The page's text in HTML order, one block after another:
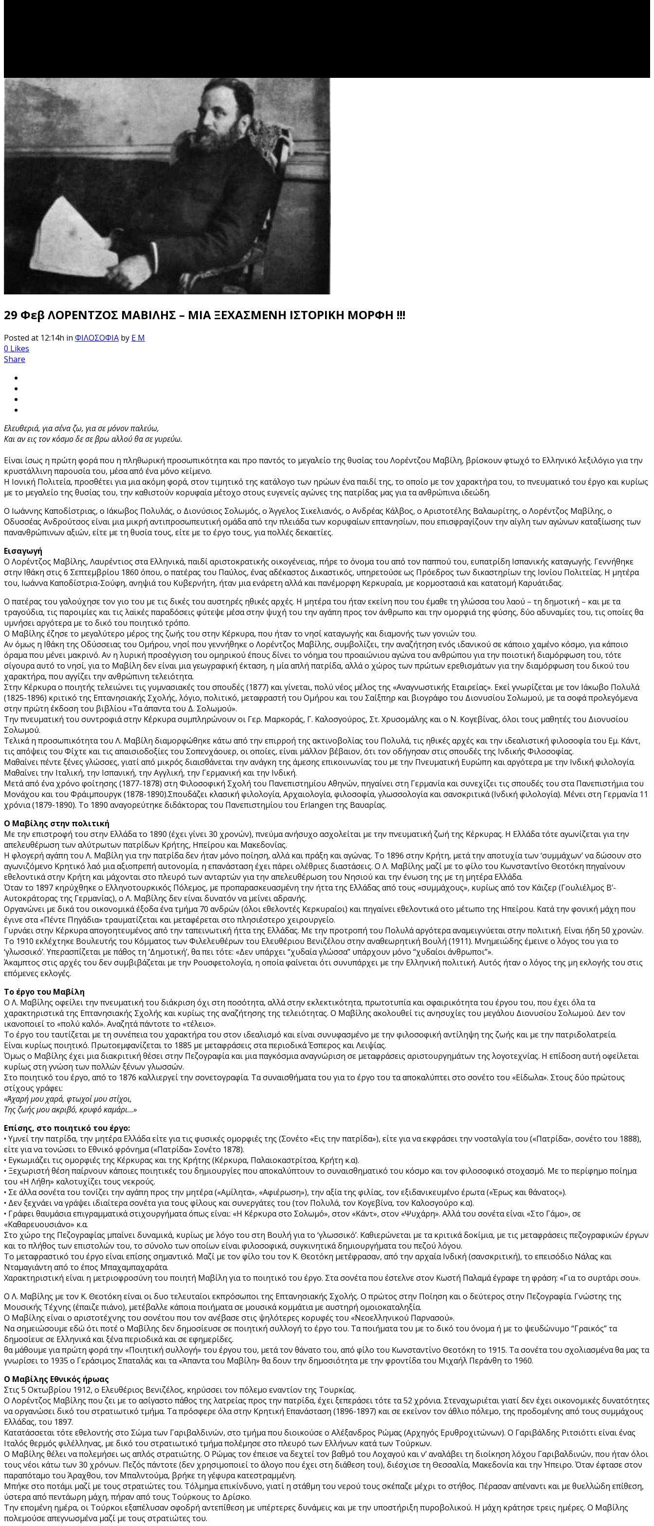
29 Φεβ ΛΟΡΕΝΤΖΟΣ ΜΑΒΙΛΗΣ – ΜΙΑ ΞΕΧΑΣΜΕΝΗ ΙΣΤΟΡΙΚΗ ΜΟΡΦΗ !!!
Posted at 12:14h in ΦΙΛΟΣΟΦΙΑ by E M
0 Likes
Share
Ελευθεριά, για σένα ζω, για σε μόνον παλεύω,
Και αν εις τον κόσμο δε σε βρω αλλού θα σε γυρεύω.
Είναι ίσως η πρώτη φορά που η πληθωρική προσωπικότητα και προ παντός το μεγαλείο της θυσίας του Λορέντζου Μαβίλη, βρίσκουν φτωχό το Ελληνικό λεξιλόγιο για την
κρυστάλλινη παρουσία του, μέσα από ένα μόνο κείμενο.
Η Ιονική Πολιτεία, προσθέτει για μια ακόμη φορά, στον τιμητικό της κατάλογο των ηρώων ένα παιδί της, το οποίο με τον χαρακτήρα του, το πνευματικό του έργο και κυρίως
με το μεγαλείο της θυσίας του, την καθιστούν κορυφαία μέτοχο στους ευγενείς αγώνες της πατρίδας μας για τα ανθρώπινα ιδεώδη.
Ο Ιωάννης Καποδίστριας, ο Ιάκωβος Πολυλάς, ο Διονύσιος Σολωμός, ο Άγγελος Σικελιανός, ο Ανδρέας Κάλβος, ο Αριστοτέλης Βαλαωρίτης, ο Λορέντζος Μαβίλης, ο
Οδυσσέας Ανδρούτσος είναι μια μικρή αντιπροσωπευτική ομάδα από την πλειάδα των κορυφαίων επτανησίων, που επισφραγίζουν την αίγλη των αγώνων καταξίωσης των
πανανθρώπινων αξιών, είτε με τη θυσία τους, είτε με το έργο τους, για πολλές δεκαετίες.
Εισαγωγή
Ο Λορέντζος Μαβίλης, Λαυρέντιος στα Ελληνικά, παιδί αριστοκρατικής οικογένειας, πήρε το όνομα του από τον παππού του, ευπατρίδη Ισπανικής καταγωγής. Γεννήθηκε
στην Ιθάκη στις 6 Σεπτεμβρίου 1860 όπου, ο πατέρας του Παύλος, ένας αδέκαστος Δικαστικός, υπηρετούσε ως Πρόεδρος των δικαστηρίων της Ιονίου Πολιτείας. Η μητέρα
του, Ιωάννα Καποδίστρια-Σούφη, ανηψιά του Κυβερνήτη, ήταν μια ενάρετη αλλά και πανέμορφη Κερκυραία, με κορμοστασιά και κατατομή Καρυάτιδας.
Ο πατέρας του γαλούχησε τον γιο του με τις δικές του αυστηρές ηθικές αρχές. Η μητέρα του ήταν εκείνη που του έμαθε τη γλώσσα του λαού – τη δημοτική – και με τα
τραγούδια, τις παροιμίες και τις λαϊκές παραδόσεις φύτεψε μέσα στην ψυχή του την αγάπη προς τον άνθρωπο και την ομορφιά της φύσης, δύο αδυναμίες του, τις οποίες θα
υμνήσει αργότερα με το δικό του ποιητικό τρόπο.
Ο Μαβίλης έζησε το μεγαλύτερο μέρος της ζωής του στην Κέρκυρα, που ήταν το νησί καταγωγής και διαμονής των γονιών του.
Αν όμως η Ιθάκη της Οδύσσειας του Ομήρου, νησί που γεννήθηκε ο Λορέντζος Μαβίλης, συμβολίζει, την αναζήτηση ενός ιδανικού σε κάποιο χαμένο κόσμο, για κάποιο
όραμα που μένει μακρινό. Αν η λυρική προσέγγιση του ομηρικού έπους δίνει το νόημα του προαιώνιου αγώνα του ανθρώπου για την ποιοτική διαμόρφωση του, τότε
σίγουρα αυτό το νησί, για το Μαβίλη δεν είναι μια γεωγραφική έκταση, η μία απλή πατρίδα, αλλά ο χώρος των πρώτων ερεθισμάτων για την διαμόρφωση του δικού του
χαρακτήρα, που αγγίζει την ανθρώπινη τελειότητα.
Στην Κέρκυρα ο ποιητής τελειώνει τις γυμνασιακές του σπουδές (1877) και γίνεται, πολύ νέος μέλος της «Αναγνωστικής Εταιρείας». Εκεί γνωρίζεται με τον Ιάκωβο Πολυλά
(1825-1896) κριτικό της Επτανησιακής Σχολής, λόγιο, πολιτικό, μεταφραστή του Ομήρου και του Σαίξπηρ και βιογράφο του Διονυσίου Σολωμού, με τα σοφά προλεγόμενα
στην πρώτη έκδοση του βιβλίου «Τα άπαντα του Δ. Σολωμού».
Την πνευματική του συντροφιά στην Κέρκυρα συμπληρώνουν οι Γερ. Μαρκοράς, Γ. Καλοσγούρος, Στ. Χρυσομάλης και ο Ν. Κογεβίνας, όλοι τους μαθητές του Διονυσίου
Σολωμού.
Τελικά η προσωπικότητα του Λ. Μαβίλη διαμορφώθηκε κάτω από την επιρροή της ακτινοβολίας του Πολυλά, τις ηθικές αρχές και την ιδεαλιστική φιλοσοφία του Εμ. Κάντ,
τις απόψεις του Φίχτε και τις απαισιοδοξίες του Σοπενχάουερ, οι οποίες, είναι μάλλον βέβαιον, ότι τον οδήγησαν στις σπουδές της Ινδικής Φιλοσοφίας.
Μαθαίνει πέντε ξένες γλώσσες, γιατί από μικρός διαισθάνεται την ανάγκη της άμεσης επικοινωνίας του με την Πνευματική Ευρώπη και αργότερα με την Ινδική φιλολογία.
Μαθαίνει την Ιταλική, την Ισπανική, την Αγγλική, την Γερμανική και την Ινδική.
Μετά από ένα χρόνο φοίτησης (1877-1878) στη Φιλοσοφική Σχολή του Πανεπιστημίου Αθηνών, πηγαίνει στη Γερμανία και συνεχίζει τις σπουδές του στα Πανεπιστήμια του
Μονάχου και του Φράιμπουργκ (1878-1890).Σπουδάζει κλασική φιλολογία, Αρχαιολογία, φιλοσοφία, γλωσσολογία και σανσκριτικά (Ινδική φιλολογία). Μένει στη Γερμανία 11
χρόνια (1879-1890). Το 1890 αναγορεύτηκε διδάκτορας του Πανεπιστημίου του Erlangen της Βαυαρίας.
Ο Μαβίλης στην πολιτική
Με την επιστροφή του στην Ελλάδα το 1890 (έχει γίνει 30 χρονών), πνεύμα ανήσυχο ασχολείται με την πνευματική ζωή της Κέρκυρας. Η Ελλάδα τότε αγωνίζεται για την
απελευθέρωση των αλύτρωτων πατρίδων Κρήτης, Ηπείρου και Μακεδονίας.
Η φλογερή αγάπη του Λ. Μαβίλη για την πατρίδα δεν ήταν μόνο ποίηση, αλλά και πράξη και αγώνας. Το 1896 στην Κρήτη, μετά την αποτυχία των ‘συμμάχων’ να δώσουν στο
αγωνιζόμενο Κρητικό λαό μια αξιοπρεπή αυτονομία, η επανάσταση έχει πάρει ολέθριες διαστάσεις. Ο Λ. Μαβίλης μαζί με το φίλο του Κωνσταντίνο Θεοτόκη πηγαίνουν
εθελοντικά στην Κρήτη και μάχονται στο πλευρό των ανταρτών για την απελευθέρωση του Νησιού και την ένωση της με τη μητέρα Ελλάδα.
Όταν το 1897 κηρύχθηκε ο Ελληνοτουρκικός Πόλεμος, με προπαρασκευασμένη την ήττα της Ελλάδας από τους «συμμάχους», κυρίως από τον Κάιζερ (Γουλιέλμος Β’-
Αυτοκράτορας της Γερμανίας), ο Λ. Μαβίλης δεν είναι δυνατόν να μείνει αδρανής.
Οργανώνει με δικά του οικονομικά έξοδα ένα τμήμα 70 ανδρών (όλοι εθελοντές Κερκυραίοι) και πηγαίνει εθελοντικά οτο μέτωπο της Ηπείρου. Κατά την φονική μάχη που
έγινε στα «Πέντε Πηγάδια» τραυματίζεται και μεταφέρεται στο πλησιέστερο χειρουργείο.
Γυρνάει στην Κέρκυρα απογοητευμένος από την ταπεινωτική ήττα της Ελλάδας. Με την προτροπή του Πολυλά αργότερα αναμειγνύεται στην πολιτική. Είναι ήδη 50 χρονών.
Το 1910 εκλέχτηκε Βουλευτής του Κόμματος των Φιλελευθέρων του Ελευθέριου Βενιζέλου στην αναθεωρητική Βουλή (1911). Μνημειώδης έμεινε ο λόγος του για το
‘γλωσσικό’. Υπερασπίζεται με πάθος τη ‘Δημοτική’, θα πει τότε: «Δεν υπάρχει “χυδαία γλώσσα” υπάρχουν μόνο “χυδαίοι άνθρωποι”».
Άκαμπτος στις αρχές του δεν συμβιβάζεται με την Ρουσφετολογία, η οποία φαίνεται ότι συνυπάρχει με την Ελληνική πολιτική. Αυτός ήταν ο λόγος της μη εκλογής του στις
επόμενες εκλογές.
Το έργο του Μαβίλη
Ο Λ. Μαβίλης οφείλει την πνευματική του διάκριση όχι στη ποσότητα, αλλά στην εκλεκτικότητα, πρωτοτυπία και σφαιρικότητα του έργου του, που έχει όλα τα
χαρακτηριστικά της Επτανησιακής Σχολής και κυρίως της αναζήτησης της τελειότητας. Ο Μαβίλης ακολουθεί τις ανησυχίες του μεγάλου Διονυσίου Σολωμού. Δεν τον
ικανοποιεί το «πολύ καλό». Αναζητά πάντοτε το «τέλειο».
Το έργο του ταυτίζεται με τη συνέπεια του χαρακτήρα του στον ιδεαλισμό και είναι συνυφασμένο με την φιλοσοφική αντίληψη της ζωής και με την πατριδολατρεία.
Είναι κυρίως ποιητικό. Πρωτοεμφανίζεται το 1885 με μεταφράσεις στα περιοδικά Έσπερος και Λειψίας.
Όμως ο Μαβίλης έχει μια διακριτική θέσει στην Πεζογραφία και μια παγκόσμια αναγνώριση σε μεταφράσεις αριστουργημάτων της λογοτεχνίας. Η επίδοση αυτή οφείλεται
κυρίως στη γνώση των πολλών ξένων γλωσσών.
Στο ποιητικό του έργο, από το 1876 καλλιεργεί την σονετογραφία. Τα συναισθήματα του για το έργο του τα αποκαλύπτει στο σονέτο του «Είδωλα». Στους δύο πρώτους
στίχους γράφει:
«Άχαρή μου χαρά, φτωχοί μου στίχοι,
Της ζωής μου ακριβό, κρυφό καμάρι…»
Επίσης, στο ποιητικό του έργο:
• Υμνεί την πατρίδα, την μητέρα Ελλάδα είτε για τις φυσικές ομορφιές της (Σονέτο «Εις την πατρίδα»), είτε για να εκφράσει την νοσταλγία του («Πατρίδα», σονέτο του 1888),
είτε για να τονώσει το Εθνικό φρόνημα («Πατρίδα» Σονέτο 1878).
• Εγκωμιάζει τις ομορφιές της Κέρκυρας και της Κρήτης (Κέρκυρα, Παλαιοκαστρίτσα, Κρήτη κ.α).
• Ξεχωριστή θέση παίρνουν κάποιες ποιητικές του δημιουργίες που αποκαλύπτουν το συναισθηματικό του κόσμο και τον φιλοσοφικό στοχασμό. Με το περίφημο ποίημα
του «Η Λήθη» καλοτυχίζει τους νεκρούς.
• Σε άλλα σονέτα του τονίζει την αγάπη προς την μητέρα («Αμίλητα», «Αφιέρωση»), την αξία της φιλίας, τον εξιδανικευμένο έρωτα («Έρως και θάνατος»).
• Δεν ξεχνάει να γράψει ιδιαίτερα σονέτα για τους φίλους και συνεργάτες του (τον Πολυλά, τον Κογεβίνα, τον Καλοσγούρο κ.α).
• Γράφει θαυμάσια επιγραμματικά στιχουργήματα όπως είναι: «Η Κέρκυρα στο Σολωμό», στον «Κάντ», στον «Ψυχάρη». Αλλά του σονέτα είναι «Στο Γάμο», σε
«Καθαρευουσιάνο» κ.α.
Στο χώρο της Πεζογραφίας μπαίνει δυναμικά, κυρίως με λόγο του στη Βουλή για το ‘γλωσσικό’. Καθιερώνεται με τα κριτικά δοκίμια, με τις μεταφράσεις πεζογραφικών έργων
και το πλήθος των επιστολών του, το σύνολο των οποίων είναι φιλοσοφικά, συγκινητικά δημιουργήματα του πεζού λόγου.
Το μεταφραστικό του έργο είναι επίσης σημαντικό. Μαζί με τον φίλο του τον Κ. Θεοτόκη μετέφρασαν, από την αρχαία Ινδική (σανσκριτική), το επεισόδιο Νάλας και
Νταμαγιάντη από το έπος Μπαχαμπαχαράτα.
Χαρακτηριστική είναι η μετριοφροσύνη του ποιητή Μαβίλη για το ποιητικό του έργο. Στα σονέτα που έστελνε στον Κωστή Παλαμά έγραφε τη φράση: «Για το συρτάρι σου».
Ο Λ. Μαβίλης με τον Κ. Θεοτόκη είναι οι δυο τελευταίοι εκπρόσωποι της Επτανησιακής Σχολής. Ο πρώτος στην Ποίηση και ο δεύτερος στην Πεζογραφία. Γνώστης της
Μουσικής Τέχνης (έπαιζε πιάνο), μετέβαλλε κάποια ποιήματα σε μουσικά κομμάτια με αυστηρή ομοιοκαταληξία.
Ο Μαβίλης είναι ο αριστοτέχνης του σονέτου που τον ανέβασε στις ψηλότερες κορυφές του «Νεοελληνικού Παρνασού».
Να σημειώσουμε εδώ ότι ποτέ ο Μαβίλης δεν δημοσίευσε σε ποιητική συλλογή το έργο του. Τα ποιήματα του με το δικό του όνομα ή με το ψευδώνυμο “Γραικός” τα
δημοσίευε σε Ελληνικά και ξένα περιοδικά και σε εφημερίδες.
θα μάθουμε για πρώτη φορά την «Ποιητική συλλογή» του έργου του, μετά τον θάνατο του, από φίλο του Κωνσταντίνο Θεοτόκη το 1915. Τα σονέτα του σχολιασμένα θα μας τα
γνωρίσει το 1935 ο Γεράσιμος Σπαταλάς και τα «Άπαντα του Μαβίλη» θα δουν την δημοσιότητα με την φροντίδα του Μιχαήλ Περάνθη το 1960.
Ο Μαβίλης Εθνικός ήρωας
Στις 5 Οκτωβρίου 1912, ο Ελευθέριος Βενιζέλος, κηρύσσει τον πόλεμο εναντίον της Τουρκίας.
Ο Λορέντζος Μαβίλης που ζει με το ασίγαστο πάθος της λατρείας προς την πατρίδα, έχει ξεπεράσει τότε τα 52 χρόνια. Στεναχωριέται γιατί δεν έχει οικονομικές δυνατότητες
να οργανώσει δικό του στρατιωτικό τμήμα. Τα πρόσφερε όλα στην Κρητική Επανάσταση (1896-1897) και σε εκείνον τον άθλιο πόλεμο, της προδομένης από τους συμμάχους
Ελλάδας, του 1897.
Κατατάσσεται τότε εθελοντής στο Σώμα των Γαριβαλδινών, στο τμήμα που διοικούσε ο Αλέξανδρος Ρώμας (Αρχηγός Ερυθροχιτώνων). Ο Γαριβάλδης Ριτσιόττι είναι ένας
Ιταλός θερμός φιλέλληνας, με δικό του στρατιωτικό τμήμα πολέμησε στο πλευρό των Ελλήνων κατά των Τούρκων.
Ο Μαβίλης θέλει να πολεμήσει ως απλός στρατιώτης. Ο Ρώμας τον έπεισε να δεχτεί τον βαθμό του Λοχαγού και ν’ αναλάβει τη διοίκηση λόχου Γαριβαλδινών, που ήταν όλοι
τους νέοι κάτω των 30 χρόνων. Πεζός πάντοτε (δεν χρησιμοποιεί το άλογο που έχει στη διάθεση του), διέσχισε τη Θεσσαλία, Μακεδονία και την Ήπειρο. Όταν έφτασε στον
παραπόταμο του Άραχθου, τον Μπαλντούμα, βρήκε τη γέφυρα κατεστραμμένη.
Μπήκε στο ποτάμι μαζί με τους στρατιώτες του. Τόλμημα επικίνδυνο, γιατί η στάθμη του νερού τους σκέπαζε μέχρι το στήθος. Πέρασαν απέναντι και με θυελλώδη επίθεση,
ύστερα από πεντάωρη μάχη, πήραν από τους Τούρκους το Δρίσκο.
Την επομένη ημέρα, οι Τούρκοι εξαπέλυσαν σφοδρή αντεπίθεση με υπέρτερες δυνάμεις και με την υποστήριξη πυροβολικού. Η μάχη κράτησε τρεις ημέρες. Ο Μαβίλης
πολεμούσε απεγνωσμένα μαζί με τους στρατιώτες του.